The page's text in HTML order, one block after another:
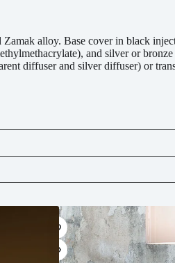
alloy. Base cover in black
and silver or
diffuser and silver diffuser) or